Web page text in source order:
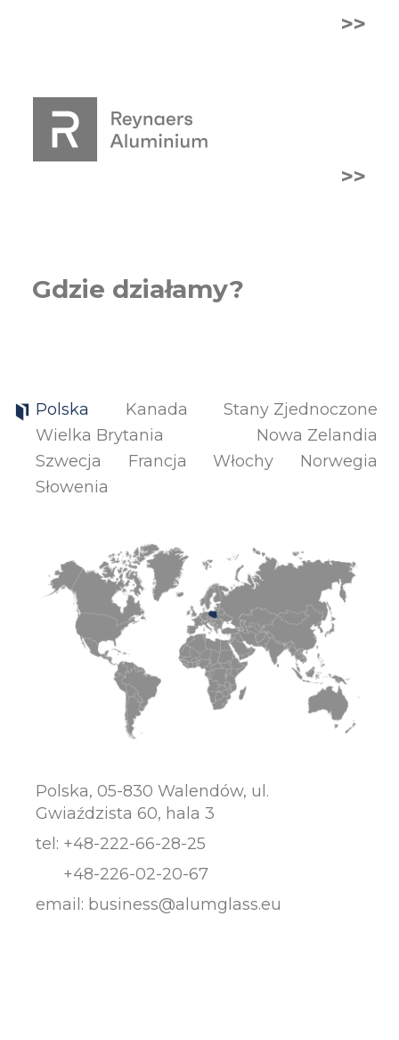
>>
>>
Gdzie działamy?
Polska Kanada
Stany Zjednoczone
Wielka Brytania
Nowa Zelandia
Szwecja
Francja Włochy
Norwegia
Słowenia
Polska, 05-830 Walendów, ul.
Gwiaździsta 60, hala 3
tel: +48-222-66-28-25
+48-226-02-20-67
email: business@alumglass.eu